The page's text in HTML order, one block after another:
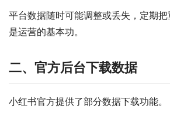
平台数据随时可能调整或丢失，定期把
是运营的基本功。
二、官方后台下载数据
小红书官方提供了部分数据下载功能。